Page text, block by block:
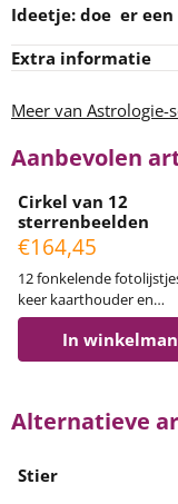
Ideetje: doe er
Extra informatie
Meer van Astrologie-
Aanbevolen
Cirkel van 12
sterrenbeelden
Prijs: 164,45
€164,45
12 fonkelende fotolijstjes...
keer kaarthouder en
sterrenbeeld in één... 12
cadeautjes, met
informatie per
aankoop van 12
In
Alternatieve
Stier